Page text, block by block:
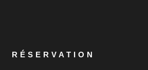
RÉSERVATION